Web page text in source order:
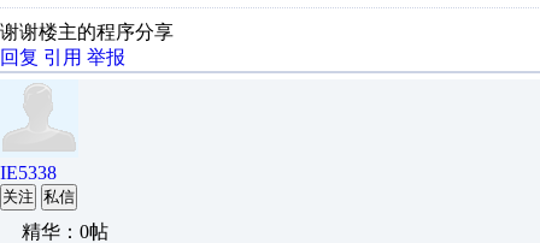
谢谢楼主的程序分享
回复 引用 举报
IE5338
关注 私信
精华：0帖